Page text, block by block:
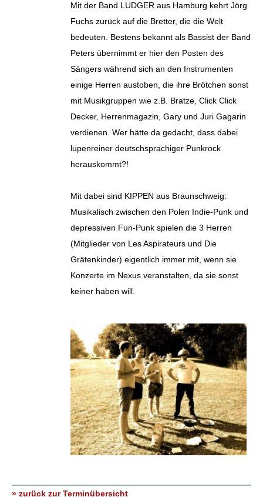
Mit der Band LUDGER aus Hamburg kehrt Jörg
Fuchs zurück auf die Bretter, die die Welt
bedeuten. Bestens bekannt als Bassist der Band
Peters übernimmt er hier den Posten des
Sängers während sich an den Instrumenten
einige Herren austoben, die ihre Brötchen sonst
mit Musikgruppen wie z.B. Bratze, Click Click
Decker, Herrenmagazin, Gary und Juri Gagarin
verdienen. Wer hätte da gedacht, dass dabei
lupenreiner deutschsprachiger Punkrock
herauskommt?!
Mit dabei sind KIPPEN aus Braunschweig:
Musikalisch zwischen den Polen Indie-Punk und
depressiven Fun-Punk spielen die 3 Herren
(Mitglieder von Les Aspirateurs und Die
Grätenkinder) eigentlich immer mit, wenn sie
Konzerte im Nexus veranstalten, da sie sonst
keiner haben will.
» zurück zur Terminübersicht